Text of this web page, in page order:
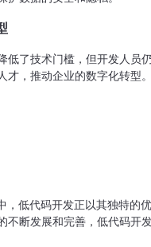
低了技术门槛，但开发人员
才，推动企业的数字化转型。
，低代码开发正以其独特的
不断发展和完善，低代码开